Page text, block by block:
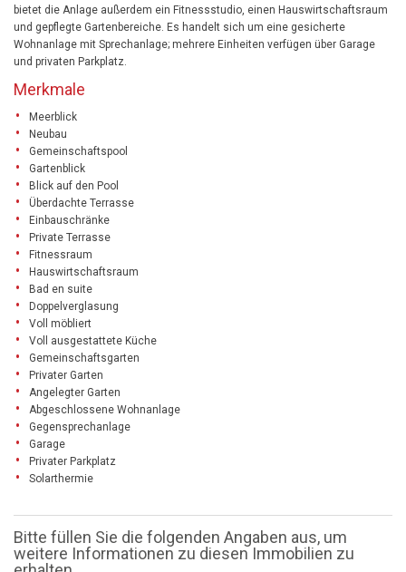
bietet die Anlage außerdem ein Fitnessstudio, einen Hauswirtschaftsraum
und gepflegte Gartenbereiche. Es handelt sich um eine gesicherte
Wohnanlage mit Sprechanlage; mehrere Einheiten verfügen über Garage
und privaten Parkplatz.
Merkmale
Meerblick
Neubau
Gemeinschaftspool
Gartenblick
Blick auf den Pool
Überdachte Terrasse
Einbauschränke
Private Terrasse
Fitnessraum
Hauswirtschaftsraum
Bad en suite
Doppelverglasung
Voll möbliert
Voll ausgestattete Küche
Gemeinschaftsgarten
Privater Garten
Angelegter Garten
Abgeschlossene Wohnanlage
Gegensprechanlage
Garage
Privater Parkplatz
Solarthermie
Bitte füllen Sie die folgenden Angaben aus, um
weitere Informationen zu diesen Immobilien zu